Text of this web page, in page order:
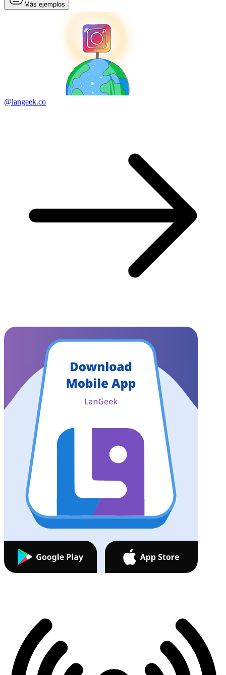
Más ejemplos
@langeek.co